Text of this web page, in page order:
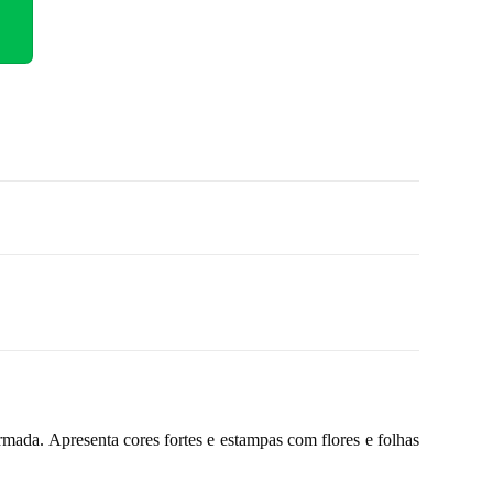
Apresenta cores fortes e estampas com flores e folhas